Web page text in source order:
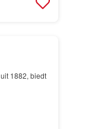
1882, biedt